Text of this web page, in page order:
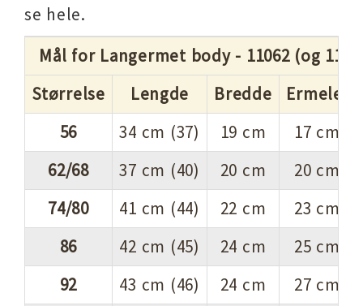
se hele.
Mål for Langermet body - 11062 (og
Størrelse
Lengde Bredde
56
34 cm (37) 19 cm
17 cm
62/68
37 cm (40) 20 cm
20 cm
74/80
41 cm (44) 22 cm
23 cm
86
42 cm (45) 24 cm
25 cm
92
43 cm (46) 24 cm
27 cm